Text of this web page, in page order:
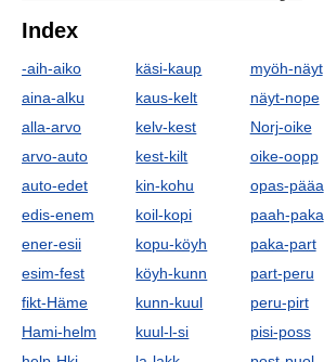
Index
-aih-aiko
aina-alku
alla-arvo
arvo-auto
auto-edet
edis-enem
ener-esii
esim-fest
fikt-Häme
Hami-helm
käsi-kaup
kaus-kelt
kelv-kest
kest-kilt
kin-kohu
koil-kopi
kopu-köyh
köyh-kunn
kunn-kuul
kuul-l-si
myöh-näyt
näyt-nope
Norj-oike
oike-oopp
opas-pääa
paah-paka
paka-part
part-peru
peru-pirt
pisi-poss